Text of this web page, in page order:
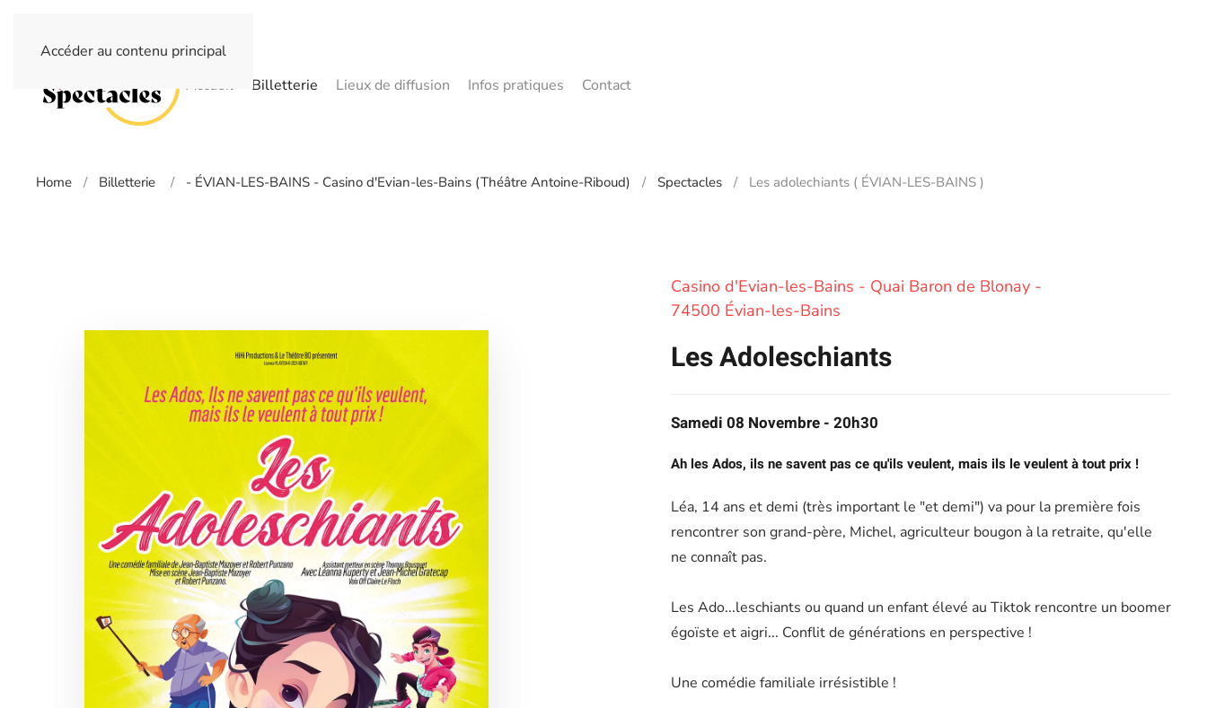
Accéder au contenu principal
Accueil
Billetterie Lieux de diffusion Infos pratiques Contact
Home Billetterie - ÉVIAN-LES-BAINS - Casino d'Evian-les-Bains (Théâtre Antoine-Riboud) Spectacles Les adolechiants ( ÉVIAN-LES-BAINS )
Casino d'Evian-les-Bains - Quai Baron de Blonay -
74500 Évian-les-Bains
Les Adoleschiants
Samedi 08 Novembre - 20h30
Ah les Ados, ils ne savent pas ce qu'ils veulent, mais ils le veulent à tout prix !
Léa, 14 ans et demi (très important le "et demi") va pour la première fois
rencontrer son grand-père, Michel, agriculteur bougon à la retraite, qu'elle
ne connaît pas.
Les Ado...leschiants ou quand un enfant élevé au Tiktok rencontre un boomer
égoïste et aigri... Conflit de générations en perspective !
Une comédie familiale irrésistible !